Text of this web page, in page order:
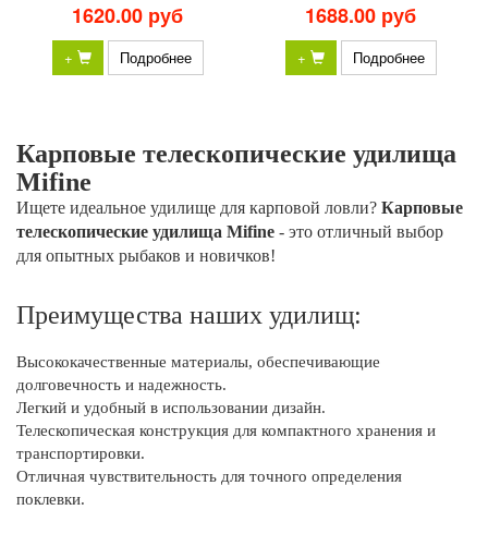
1620.00 руб
+ Подробнее
1688.00 руб
+ Подробнее
Карповые телескопические удилища
Mifine
Ищете идеальное удилище для карповой ловли? Карповые
телескопические удилища Mifine - это отличный выбор
для опытных рыбаков и новичков!
Преимущества наших удилищ:
Высококачественные материалы, обеспечивающие
долговечность и надежность.
Легкий и удобный в использовании дизайн.
Телескопическая конструкция для компактного хранения и
транспортировки.
Отличная чувствительность для точного определения
поклевки.